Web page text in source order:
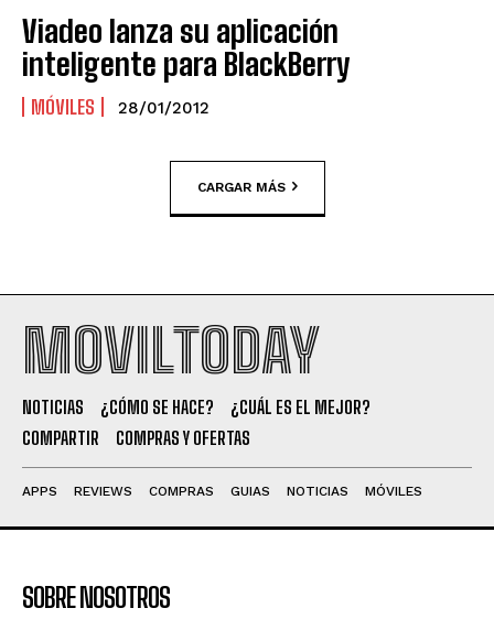
Viadeo lanza su aplicación
inteligente para BlackBerry
MÓVILES 28/01/2012
CARGAR MÁS
MOVILTODAY
NOTICIAS ¿CÓMO SE HACE?
¿CUÁL ES EL MEJOR?
COMPARTIR
COMPRAS Y OFERTAS
APPS REVIEWS COMPRAS GUIAS NOTICIAS MÓVILES
SOBRE NOSOTROS